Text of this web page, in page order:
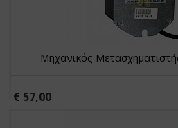
Μηχανικός
€ 57,00